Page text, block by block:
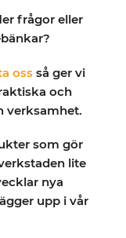
frågor eller
ossså ger vi
och
verksamhet.
som gör
lite
nya
upp i vår